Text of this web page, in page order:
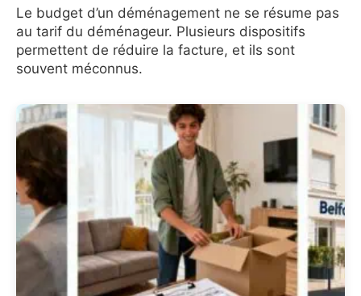
Le budget d’un déménagement ne se résume pas
au tarif du déménageur. Plusieurs dispositifs
permettent de réduire la facture, et ils sont
souvent méconnus.